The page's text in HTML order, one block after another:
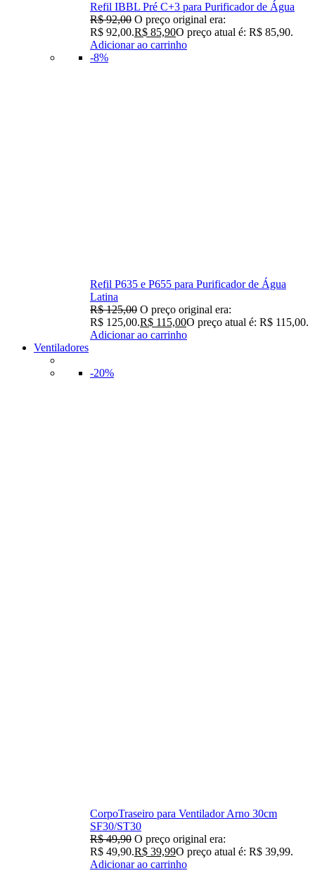
Refil IBBL Pré C+3 para Purificador de Água
R$92,00 O preço original era:
R$ 92,00.R$ 85,90O preço atual é: R$ 85,90.
Adicionar ao carrinho
-8%
Refil P635 e P655 para Purificador de Água
Latina
R$125,00 O preço original era:
R$ 125,00.R$ 115,00O preço atual é: R$ 115,00.
Adicionar ao carrinho
Ventiladores
-20%
CorpoTraseiro para Ventilador Arno 30cm
SF30/ST30
R$49,90 O preço original era:
R$ 49,90.R$ 39,99O preço atual é: R$ 39,99.
Adicionar ao carrinho